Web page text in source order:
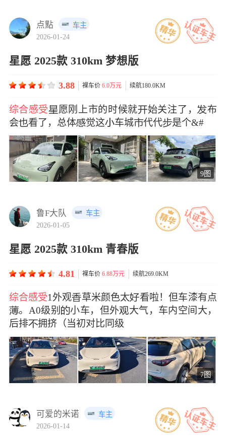
点點
车主
2026-01-24
星愿 2025款 310km 梦想版
3.88 裸车价6.0万元 续航180.0KM
综合感受愿刚上市的时候就始关注了，布
会看了，总体觉这车城代代是个&#
9图
鲁F大队
车主
2026-01-05
星愿 2025款 310km 青春版
4.81 裸车价6.88万元 续航269.0KM
综合感受1外观草米颜色太看啦！但车漆有点
。A0级别小车，但外大气，车内空间大，
后排拥挤（当初对比同级
7图
可爱的米诺
车主
2026-01-14